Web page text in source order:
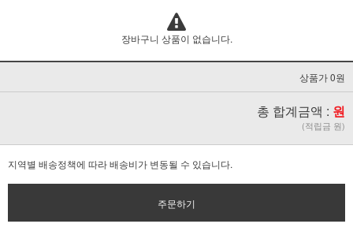
장바구니 상품이 없습니다.
상품가 0원
총 합계금액 : 원
(적립금 원)
지역별 배송정책에 따라 배송비가 변동될 수 있습니다.
주문하기